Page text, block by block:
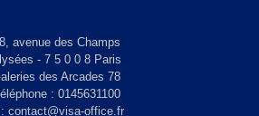
avenue des Champs
- 7 5 0 0 8 Paris
des Arcades 78
: 0145631100
: contact@visa-office.fr